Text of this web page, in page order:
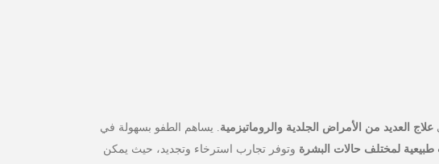
علاج العديد من الأمراض الجلدية والروماتيزمية. يساهم الطفو بسهولة في
طبيعية لمختلف حالات البشرة وتوفر تجارب استرخاء وتجديد، حيث يمكن